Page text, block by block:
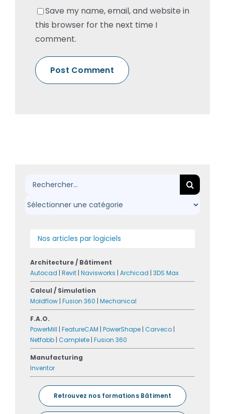
Save my name, email, and website in
this browser for the next time I
comment.
Rechercher:
Nos articles par logiciels
Architecture / Bâtiment
Autocad Revit Navisworks Archicad 3DS Max
Calcul / Simulation
Moldflow Fusion 360 Mechanical
F.A.O.
PowerMill FeatureCAM PowerShape Carveco
Netfabb Camplete Fusion 360
Manufacturing
Inventor
Retrouvez nos formations Bâtiment